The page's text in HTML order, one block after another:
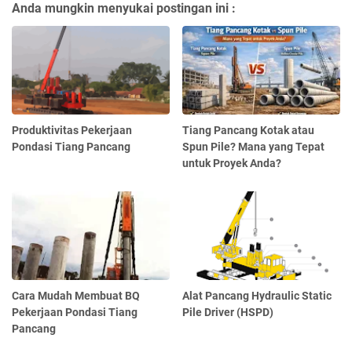
Anda mungkin menyukai postingan ini :
Produktivitas Pekerjaan
Pondasi Tiang Pancang
Tiang Pancang Kotak atau
Spun Pile? Mana yang Tepat
untuk Proyek Anda?
Cara Mudah Membuat BQ
Pekerjaan Pondasi Tiang
Pancang
Alat Pancang Hydraulic Static
Pile Driver (HSPD)